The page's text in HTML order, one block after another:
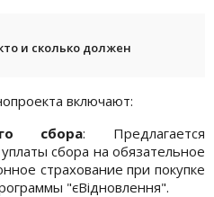
и сколько должен
включают:
сбора: Предлагается
сбора на обязательное
страхование при покупке
"єВідновлення".